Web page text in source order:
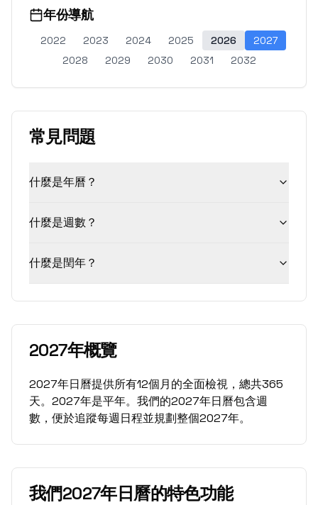
年份導航
2022 2023 2024 2025 2026
2027
2028
2029 2030 2031 2032
常見問題
什麼是年曆？
什麼是週數？
什麼是閏年？
2027年概覽
2027年日曆提供所有12個月的全面檢視，總共365
天。2027年是平年。我們的2027年日曆包含週
數，便於追蹤每週日程並規劃整個2027年。
我們2027年日曆的特色功能